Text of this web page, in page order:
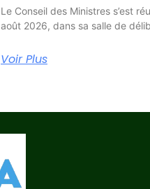
Le Conseil des Ministres s’est
août 2026, dans sa salle de
Voir Plus